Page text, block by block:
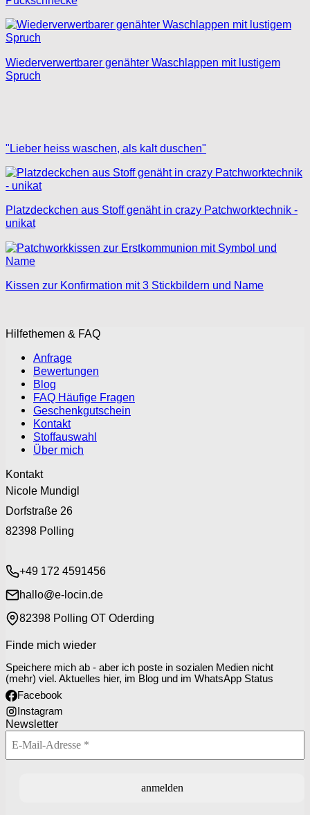
Wiederverwertbarer genähter Waschlappen mit lustigem
Spruch
"Lieber heiss waschen, als kalt duschen"
Platzdeckchen aus Stoff genäht in crazy Patchworktechnik -
unikat
Kissen zur Konfirmation mit 3 Stickbildern und Name
Hilfethemen & FAQ
Anfrage
Bewertungen
Blog
FAQ Häufige Fragen
Geschenkgutschein
Kontakt
Stoffauswahl
Über mich
Kontakt
Nicole Mundigl
Dorfstraße 26
82398 Polling
+49 172 4591456
hallo@e-locin.de
82398 Polling OT Oderding
Finde mich wieder
Speichere mich ab - aber ich poste in sozialen Medien nicht
(mehr) viel. Aktuelles hier, im Blog und im WhatsApp Status
Facebook
Instagram
Newsletter